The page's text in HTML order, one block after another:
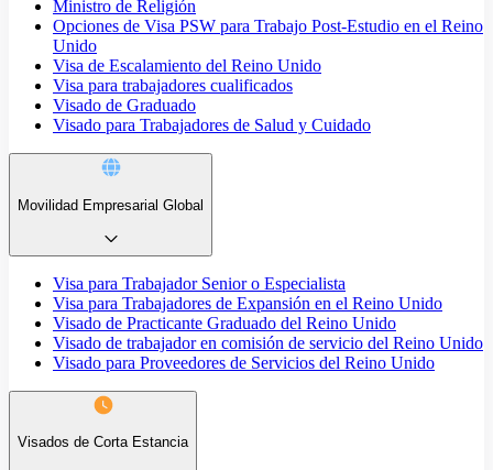
Ministro de Religión
Opciones de Visa PSW para Trabajo Post-Estudio en el Reino
Unido
Visa de Escalamiento del Reino Unido
Visa para trabajadores cualificados
Visado de Graduado
Visado para Trabajadores de Salud y Cuidado
Movilidad Empresarial Global
Visa para Trabajador Senior o Especialista
Visa para Trabajadores de Expansión en el Reino Unido
Visado de Practicante Graduado del Reino Unido
Visado de trabajador en comisión de servicio del Reino Unido
Visado para Proveedores de Servicios del Reino Unido
Visados de Corta Estancia